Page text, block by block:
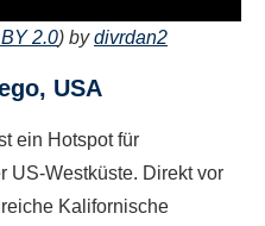
2.0) bydivrdan2
USA
ein Hotspot für
US-Westküste. Direkt vor
Kalifornische